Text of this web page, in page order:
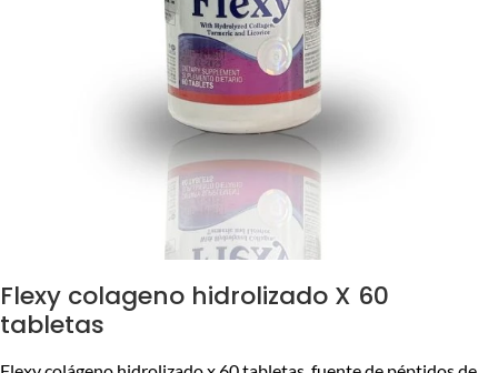
Flexy colageno hidrolizado X 60
tabletas